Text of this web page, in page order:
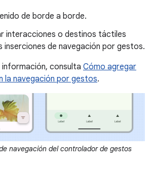
de borde a borde.
interacciones o destinos táctiles
inserciones de navegación por gestos.
consulta Cómo agregar
la navegación por gestos.
navegación del controlador de gestos